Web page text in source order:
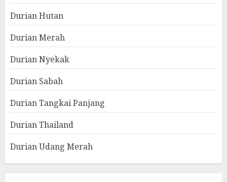
Durian Hutan
Durian Merah
Durian Nyekak
Durian Sabah
Durian Tangkai Panjang
Durian Thailand
Durian Udang Merah